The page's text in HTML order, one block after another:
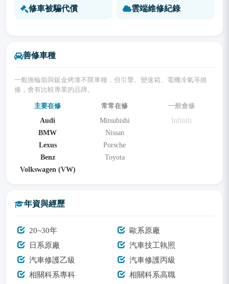
修車被騙代償 雲端維修紀錄
善修車種
一般換輪胎與鈑金烤漆不限車種，但引擎、變速箱、電機冷氣等維
修，會有比較專業的品牌。
主要在修
Audi
BMW
Lexus
Benz
Volkswagen (VW)
常常在修
Mitsubishi
Nissan
Porsche
Toyota
一般會修
Infiniti
年資與經歷
20~30年
歐系原廠
日系原廠
汽車技工執照
汽車修護乙級
汽車修護丙級
相關科系專科
相關科系高職